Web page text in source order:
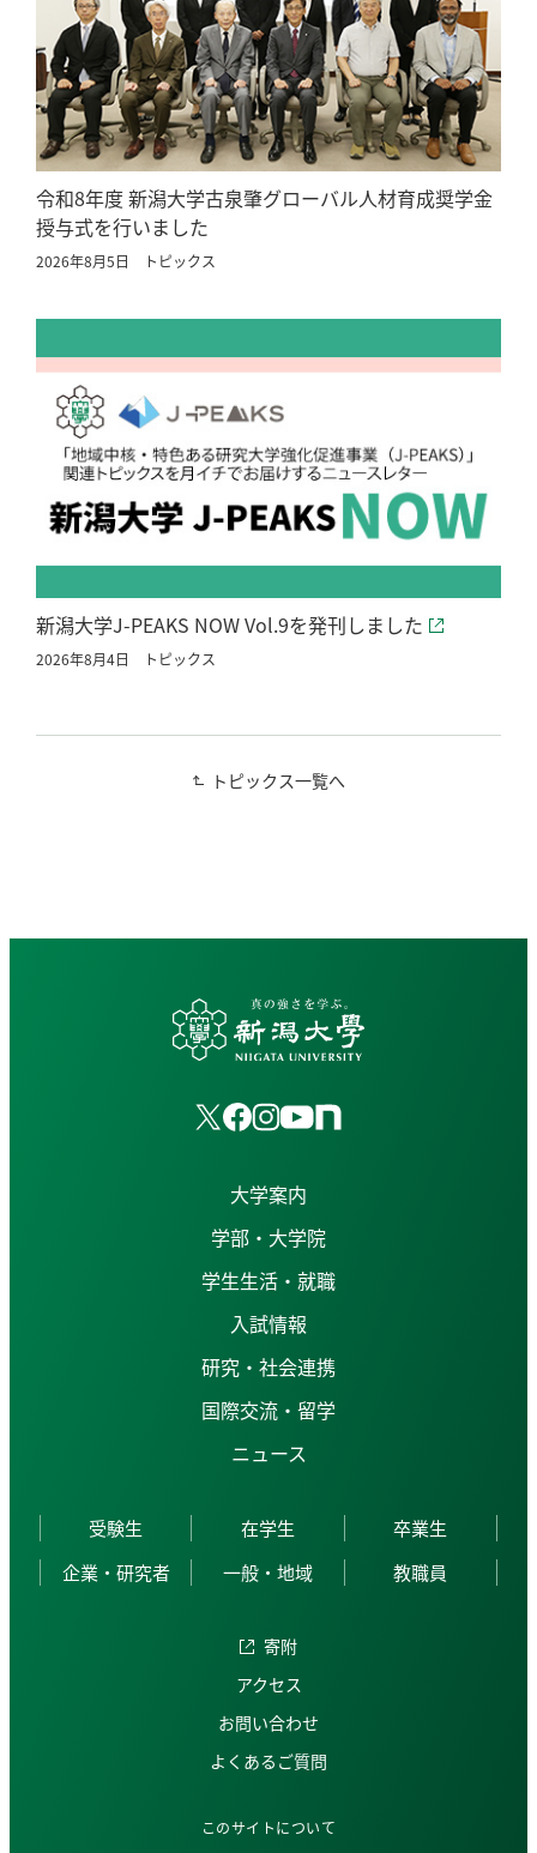
令和8年度 新潟大学古泉肇グローバル人材育成奨学金
授与式を行いました
2026年8月5日 トピックス
新潟大学J-PEAKS NOW Vol.9を発刊しました
2026年8月4日 トピックス
トピックス一覧へ
大学案内
学部・大学院
学生生活・就職
入試情報
研究・社会連携
国際交流・留学
ニュース
受験生 在学生
卒業生
企業・研究者
一般・地域 教職員
寄附
アクセス
お問い合わせ
よくあるご質問
このサイトについて